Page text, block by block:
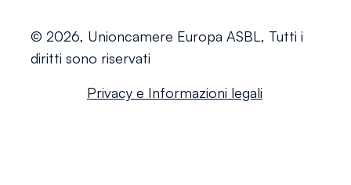
© 2026, Unioncamere Europa ASBL, Tutti i
diritti sono riservati
Privacy e Informazioni legali